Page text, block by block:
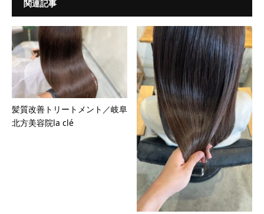
関連記事
髪質改善トリートメント／岐阜
北方美容院la clé